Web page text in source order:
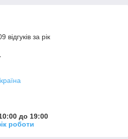
за рік
до 19:00
роботи